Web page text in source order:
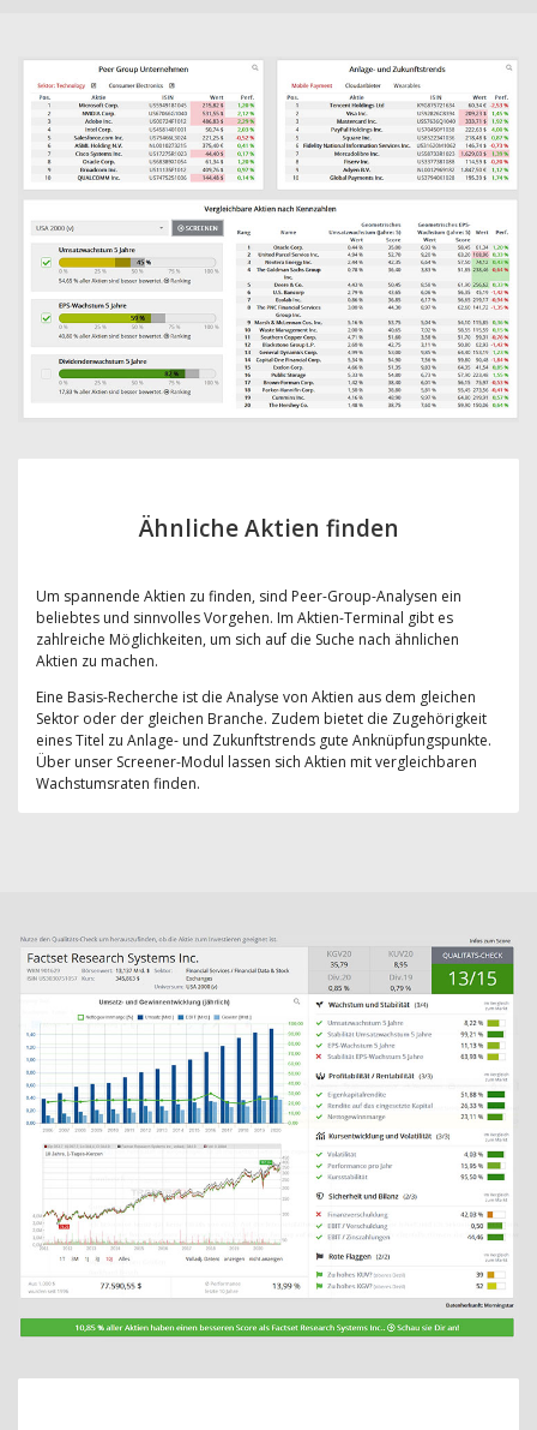
Ähnliche Aktien finden
Um spannende Aktien zu finden, sind Peer-Group-Analysen ein
beliebtes und sinnvolles Vorgehen. Im Aktien-Terminal gibt es
zahlreiche Möglichkeiten, um sich auf die Suche nach ähnlichen
Aktien zu machen.
Eine Basis-Recherche ist die Analyse von Aktien aus dem gleichen
Sektor oder der gleichen Branche. Zudem bietet die Zugehörigkeit
eines Titel zu Anlage- und Zukunftstrends gute Anknüpfungspunkte.
Über unser Screener-Modul lassen sich Aktien mit vergleichbaren
Wachstumsraten finden.